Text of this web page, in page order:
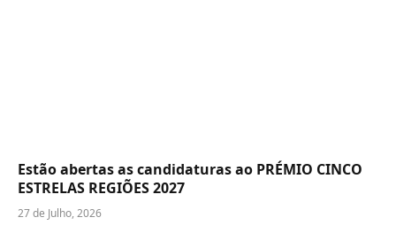
Estão abertas as candidaturas ao PRÉMIO CINCO
ESTRELAS REGIÕES 2027
27 de Julho, 2026